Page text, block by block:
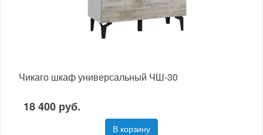
Чикаго шкаф универсальный ЧШ-30
18 400 руб.
В корзину